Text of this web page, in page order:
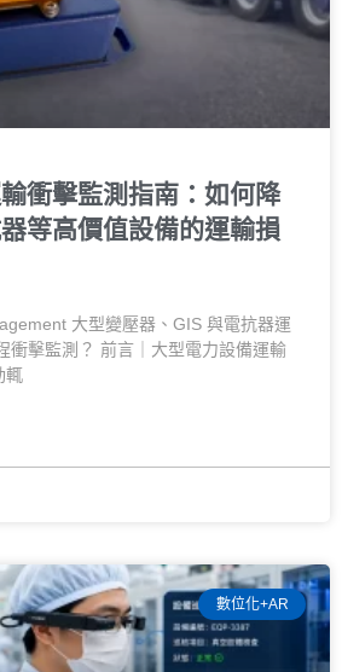
衝擊監測指南：如何降
等高價值設備的運輸損
大型變壓器、GIS 與電抗器運
衝擊監測？ 前言｜大型電力設備運輸
輒
數位化+AR